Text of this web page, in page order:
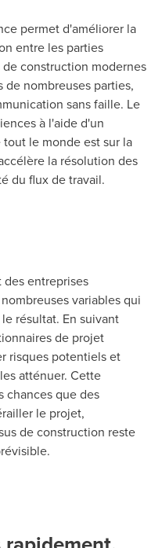
permet d'améliorer la
entre les parties
construction modernes
de nombreuses parties,
sans faille. Le
à l'aide d'un
le monde est sur la
la résolution des
du flux de travail.
des entreprises
nombreuses variables qui
le résultat. En suivant
de projet
risques potentiels et
atténuer. Cette
chances que des
le projet,
de construction reste